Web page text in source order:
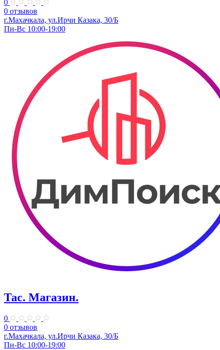
0
0 отзывов
г.Махачкала, ул.Ирчи Казака, 30/Б
Пн-Вс 10:00-19:00
Тас. Магазин.
0
0 отзывов
г.Махачкала, ​ул.Ирчи Казака, 30/Б
Пн-Вс 10:00-19:00